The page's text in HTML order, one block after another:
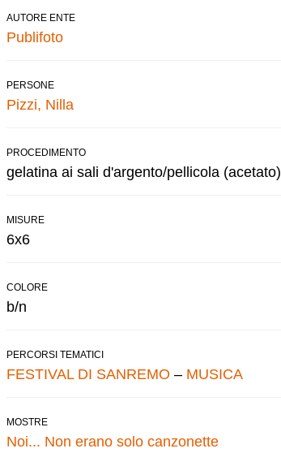
AUTORE ENTE
Publifoto
PERSONE
Pizzi, Nilla
PROCEDIMENTO
gelatina ai sali d'argento/pellicola (acetato)
MISURE
6x6
COLORE
b/n
PERCORSI TEMATICI
FESTIVAL DI SANREMO – MUSICA
MOSTRE
Noi... Non erano solo canzonette